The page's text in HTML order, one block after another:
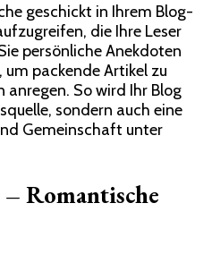
geschickt in Ihrem Blog-
die Ihre Leser
persönliche Anekdoten
packende Artikel zu
anregen. So wird Ihr Blog
sondern auch eine
Gemeinschaft unter
Romantische